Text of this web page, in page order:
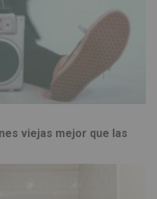
viejas mejor que las